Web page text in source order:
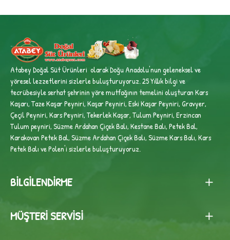
Atabey Doğal Süt Ürünleri olarak Doğu Anadolu'nun geleneksel ve
yöresel lezzetlerini sizlerle buluşturuyoruz. 25 Yıllık bilgi ve
tecrübesiyleserhat şehrinin yöre mutfağının temelini oluşturan Kars
Kaşarı, Taze Kaşar Peyniri, Kaşar Peyniri, Eski Kaşar Peyniri, Gravyer,
Çeçil Peyniri, Kars Peyniri, Tekerlek Kaşar, Tulum Peyniri, Erzincan
Tulum peyniri,Süzme Ardahan Çiçek Balı, Kestane Balı, Petek Bal,
Karakovan Petek Bal, Süzme Ardahan Çiçek Balı, Süzme Kars Balı, Kars
Petek Balı ve Polen'i sizlerle buluşturuyoruz.
BILGILENDIRME
MÜŞTERI SERVISI